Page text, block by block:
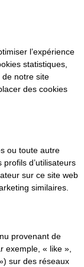
l’expérience
statistiques,
de notre site
des cookies
ou toute autre
d’utilisateurs
sur ce site web
similaires.
provenant de
exemple, « like »,
sur des réseaux